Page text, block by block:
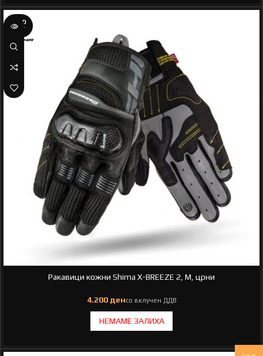
SOLD
OUT
Ракавици кожни Shima X-BREEZE 2, M, црни